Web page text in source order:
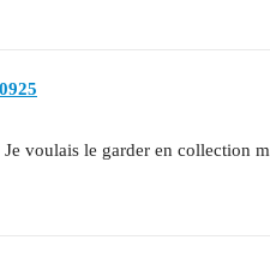
Je voulais le garder en collection